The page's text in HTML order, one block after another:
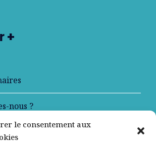
le consentement aux
+
nous ?